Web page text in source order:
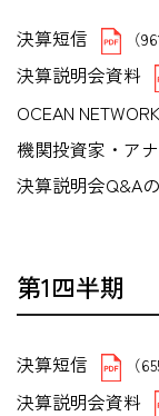
決算短信 （
決算説明会資料
OCEAN
機関投資家・ア
決算説明会Q&A
第1四半期
決算短信 （
決算説明会資料